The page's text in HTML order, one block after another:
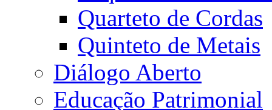
Quarteto de Cordas
Quinteto de Metais
Diálogo Aberto
Educação Patrimonial